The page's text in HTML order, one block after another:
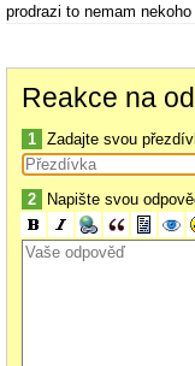
prodrazi to nemam
Reakce na
1 Zadajte svou
2 Napište svou